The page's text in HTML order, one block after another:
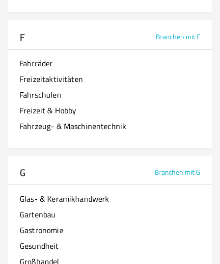
F Branchen mit F
Fahrräder
Freizeitaktivitäten
Fahrschulen
Freizeit & Hobby
Fahrzeug- & Maschinentechnik
G Branchen mit G
Glas- & Keramikhandwerk
Gartenbau
Gastronomie
Gesundheit
Großhandel